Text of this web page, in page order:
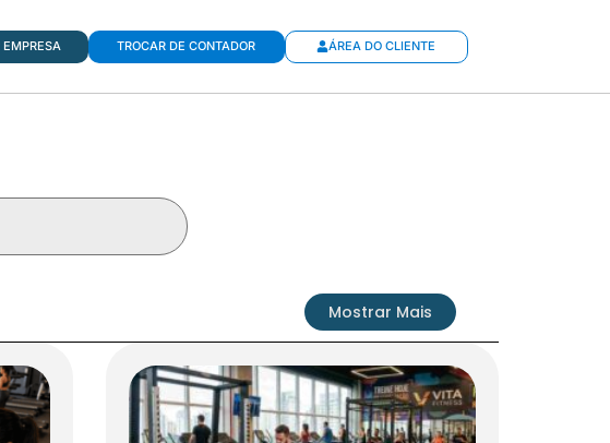
EMPRESA TROCAR DE CONTADOR ÁREA DO CLIENTE
Mostrar Mais